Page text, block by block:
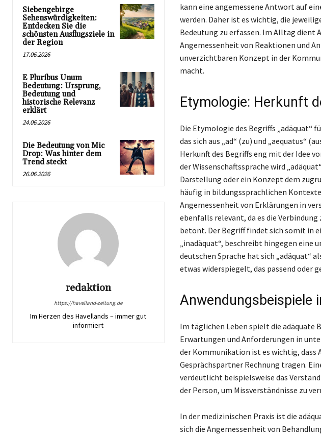
Siebengebirge
Sehenswürdigkeiten:
Entdecken Sie die
schönsten Ausflugsziele in
der Region
17.06.2026
E Pluribus Unum
Bedeutung: Ursprung,
Bedeutung und
historische Relevanz
erklärt
24.06.2026
Die Bedeutung von Mic
Drop: Was hinter dem
Trend steckt
26.06.2026
redaktion
https://havelland-zeitung.de
Im Herzen des Havellands – immer gut
informiert
kann eine angemessene Antwort auf
werden. Daher ist es wichtig, die
Bedeutung zu erfassen. Im Alltag dient
Angemessenheit von Reaktionen und
unverzichtbaren Konzept in der
macht.
Etymologie: Herkunft
Die Etymologie des Begriffs „adäquat“
das sich aus „ad“ (zu) und „aequatus“
Herkunft des Begriffs eng mit der Idee
der Wissenschaftssprache wird
Darstellung oder ein Konzept dem
häufig in bildungssprachlichen
Angemessenheit von Erklärungen in
ebenfalls relevant, da es die
betont. Der Begriff findet sich somit in
„inadäquat“, beschreibt hingegen eine
deutschen Sprache hat sich „adäquat“
etwas widerspiegelt, das passend oder
Anwendungsbeispiele
Im täglichen Leben spielt die adäquate
Erwartungen und Anforderungen in
der Kommunikation ist es wichtig, dass
Gesprächspartner Rechnung tragen.
verdeutlicht beispielsweise das
der Person, um Missverständnisse zu
In der medizinischen Praxis ist die
sich die Angemessenheit von